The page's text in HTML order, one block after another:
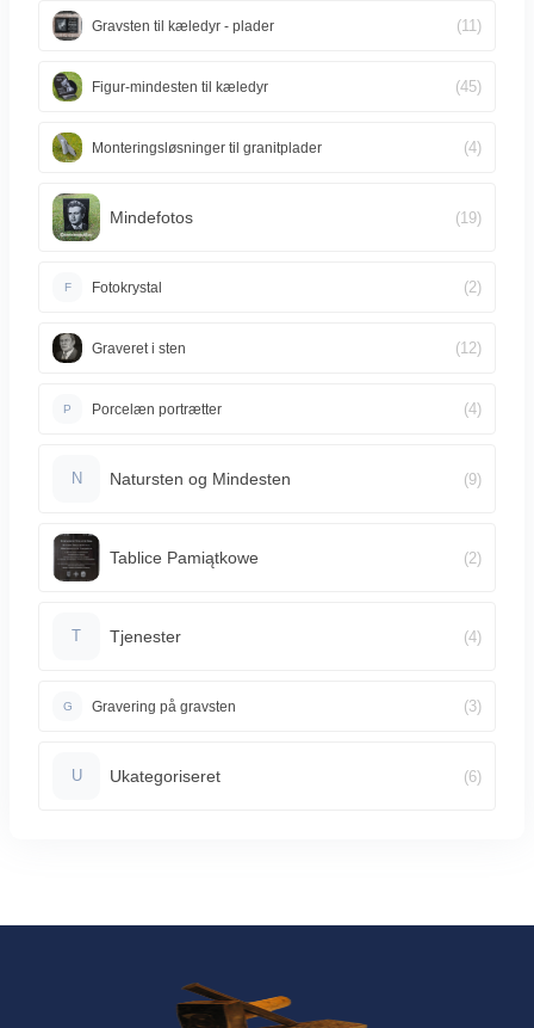
Gravsten til kæledyr - plader (11)
Figur-mindesten til kæledyr (45)
Monteringsløsninger til granitplader (4)
Mindefotos (19)
F Fotokrystal (2)
Graveret i sten (12)
P Porcelæn portrætter (4)
N Natursten og Mindesten (9)
Tablice Pamiątkowe (2)
Tjenester (4)
G Gravering på gravsten (3)
U Ukategoriseret (6)